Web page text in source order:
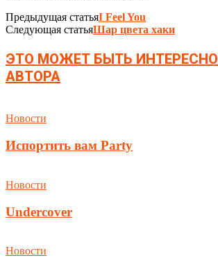
Предыдущая статьяI Feel You
Следующая статьяШар цвета хаки
ЭТО МОЖЕТ БЫТЬ ИНТЕРЕСНО
АВТОРА
Новости
Испортить вам Party
Новости
Undercover
Новости